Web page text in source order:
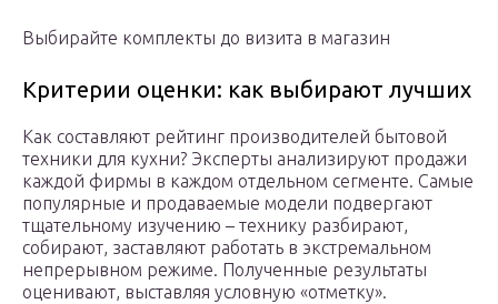
Выбирайте комплекты до визита в магазин
Критерии оценки: как выбирают лучших
Как составляют рейтинг производителей бытовой
техники для кухни? Эксперты анализируют продажи
каждой фирмы в каждом отдельном сегменте. Самые
популярные и продаваемые модели подвергают
тщательному изучению – технику разбирают,
собирают, заставляют работать в экстремальном
непрерывном режиме. Полученные результаты
оценивают, выставляя условную «отметку».